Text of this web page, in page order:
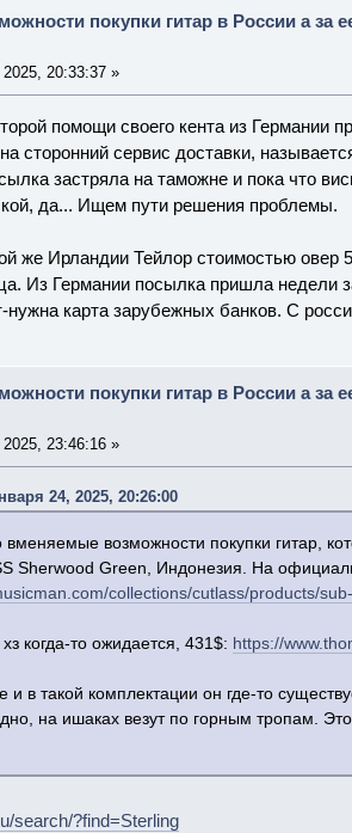
покупки гитар в России а за
20:33:37 »
помощи своего кента из Германии
сторонний сервис доставки,
застряла на таможне и пока что
да... Ищем пути решения проблемы.
же Ирландии Тейлор стоимостью овер
Из Германии посылка пришла недели
карта зарубежных банков. С
покупки гитар в России а за
23:46:16 »
24, 2025, 20:26:00
вменяемые возможности покупки
Sherwood Green, Индонезия. На
collections/cutlass/products/
когда-то ожидается, 431$: https://
и в такой комплектации он где-то
на ишаках везут по горным тропам.
search/?find=Sterling